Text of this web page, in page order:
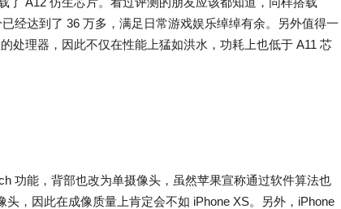
经达到了 36 万多，满足日常游戏娱乐绰绰有余。另外值得一
处理器，因此不仅在性能上猛如洪水，功耗上也低于 A11 芯
功能，背部也改为单摄像头，虽然苹果宣称通过软件算法也
，因此在成像质量上肯定会不如 iPhone XS。另外，iPhone